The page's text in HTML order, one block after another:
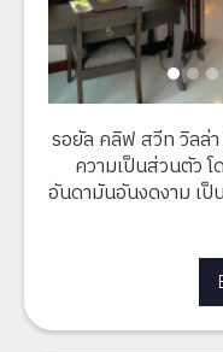
รอยัล คลิฟ สวีท วิลล่
ความเป็นส่วนตัว
อันดามันอันงดงาม เ